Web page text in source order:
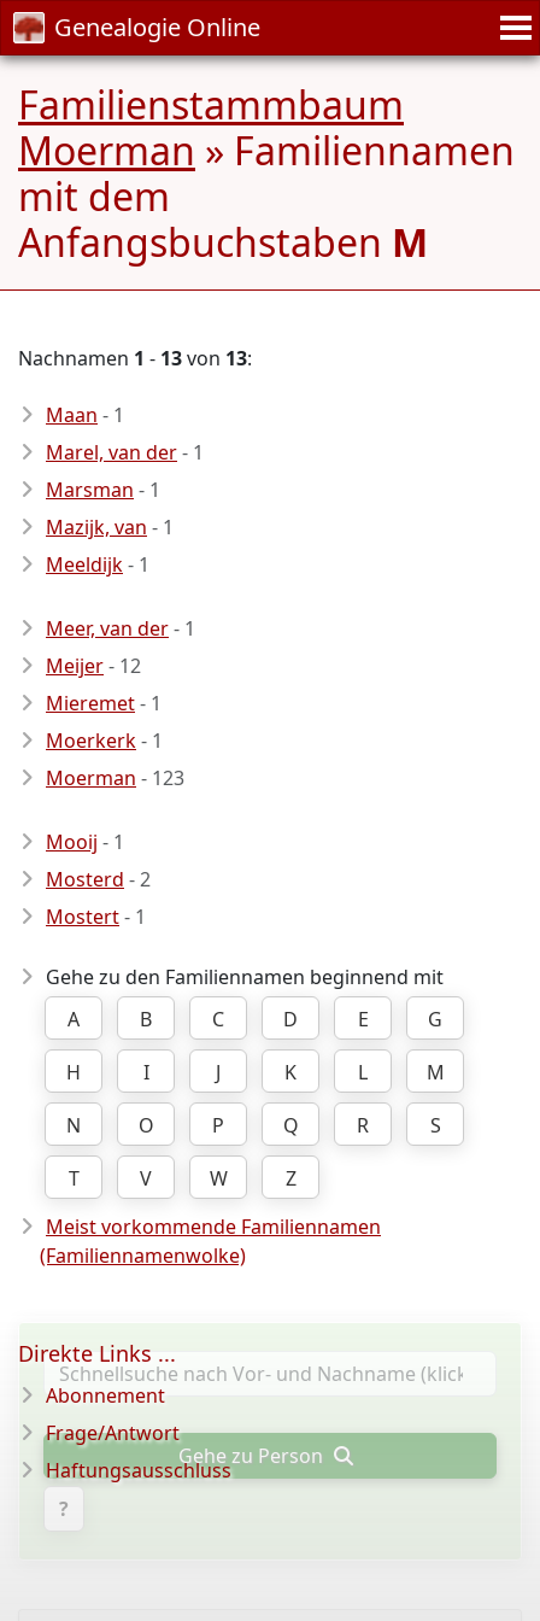
Genealogie Online
Familienstammbaum
Moerman » Familiennamen
mit dem
Anfangsbuchstaben M
Nachnamen 1 - 13von 13:
Maan - 1
Marel, van der- 1
Marsman - 1
Mazijk, van - 1
Meeldijk- 1
Meer, van der- 1
Meijer- 12
Mieremet- 1
Moerkerk- 1
Moerman - 123
Mooij - 1
Mosterd - 2
Mostert- 1
Gehe zu den Familiennamen beginnend mit
A
B C D E
G
H
I J K L
M
N
O P Q R
S
T
V W
Z
Meist vorkommende Familiennamen
(Familiennamenwolke)
Gehe zu Person
?
Direkte Links ...
Abonnement
Frage/Antwort
Haftungsausschluss